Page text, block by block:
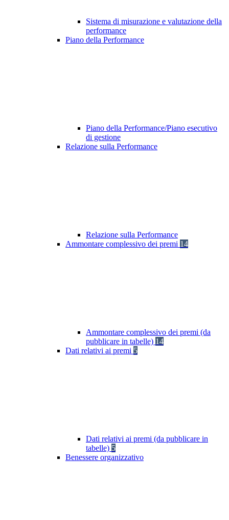
Sistema di misurazione e valutazione della
performance
Piano della Performance
Piano della Performance/Piano esecutivo
di gestione
Relazione sulla Performance
Relazione sulla Performance
Ammontare complessivo dei premi 14
Ammontare complessivo dei premi (da
pubblicare in tabelle) 14
Dati relativi ai premi 5
Dati relativi ai premi (da pubblicare in
tabelle) 5
Benessere organizzativo